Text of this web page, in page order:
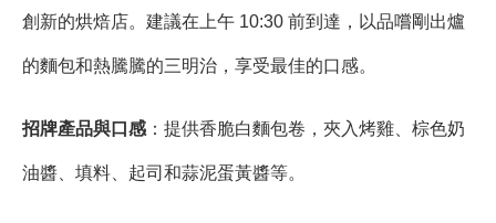
創新的烘焙店。建議在上午 10:30 前到達，以品嚐剛出爐
的麵包和熱騰騰的三明治，享受最佳的口感。
招牌產品與口感 ：提供香脆白麵包卷，夾入烤雞、棕色奶
油醬、填料、起司和蒜泥蛋黃醬等。